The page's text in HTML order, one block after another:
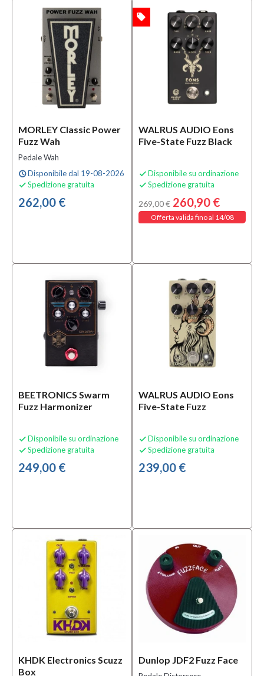
MOSTRA
Serie
(3)
Signature
Effects
(1)
Elettrica
Solo
Si
(17)
MORLEY Classic Power
Fuzz Wah
Pedale Wah
scheduleDisponibile dal 19-08-2026
 Spedizione gratuita
262,00 €
WALRUS AUDIO Eons
Five-State Fuzz Black
 Disponibile su ordinazione
 Spedizione gratuita
269,00 € 260,90 €
Offerta valida fino al 14/08
OFFERTA local_offer
BEETRONICS Swarm
Fuzz Harmonizer
 Disponibile su ordinazione
 Spedizione gratuita
249,00 €
WALRUS AUDIO Eons
Five-State Fuzz
 Disponibile su ordinazione
 Spedizione gratuita
239,00 €
KHDK Electronics Scuzz
Box
Dunlop JDF2 Fuzz Face